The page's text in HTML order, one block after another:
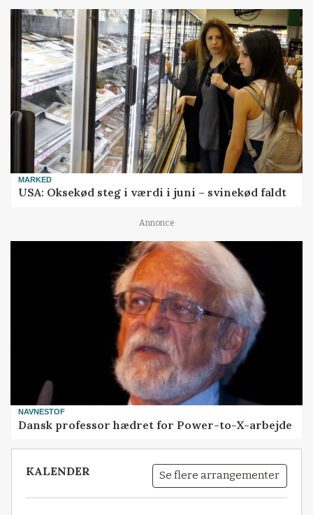
MARKED
USA: Oksekød steg i værdi i juni – svinekød faldt
Annonce
NAVNESTOF
Dansk professor hædret for Power-to-X-arbejde
KALENDER Se flere arrangementer